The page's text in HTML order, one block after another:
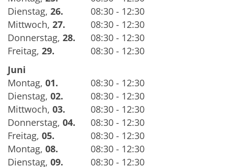
Dienstag, 26.
08:30 - 12:30
Mittwoch, 27.
08:30 - 12:30
Donnerstag, 28.
08:30 - 12:30
Freitag, 29.
08:30 - 12:30
Juni
Montag, 01.
08:30 - 12:30
Dienstag, 02.
08:30 - 12:30
Mittwoch, 03.
08:30 - 12:30
Donnerstag, 04.
08:30 - 12:30
Freitag, 05.
08:30 - 12:30
Montag, 08.
08:30 - 12:30
Dienstag, 09. 08:30 - 12:30